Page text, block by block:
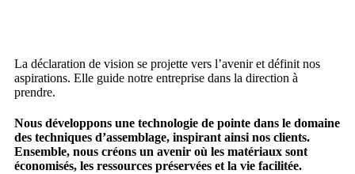
La déclaration de vision se projette vers l’avenir et définit nos
aspirations. Elle guide notre entreprise dans la direction à
prendre.
Nous développons une technologie de pointe dans le domaine
des techniques d’assemblage, inspirant ainsi nos clients.
Ensemble, nous créons un avenir où les matériaux sont
économisés, les ressources préservées et la vie facilitée.